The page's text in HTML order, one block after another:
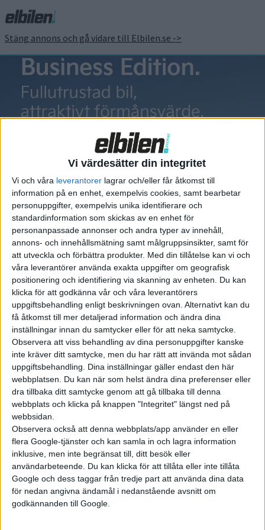
Vi värdesätter din integritet
Vi och våra leverantorer lagrar och/eller får åtkomst till
information på en enhet, exempelvis cookies, samt bearbetar
personuppgifter, exempelvis unika identifierare och
standardinformation som skickas av en enhet för
personanpassade annonser och andra typer av innehåll,
annons- och innehållsmätning samt målgruppsinsikter, samt för
att utveckla och förbättra produkter. Med din tillåtelse kan vi och
våra leverantörer använda exakta uppgifter om geografisk
positionering och identifiering via skanning av enheten. Du kan
klicka för att godkänna vår och våra leverantörers
uppgiftsbehandling enligt beskrivningen ovan. Alternativt kan du
få åtkomst till mer detaljerad information och ändra dina
inställningar innan du samtycker eller för att neka samtycke.
Observera att viss behandling av dina personuppgifter kanske
inte kräver ditt samtycke, men du har rätt att invända mot sådan
uppgiftsbehandling. Dina inställningar gäller endast den här
webbplatsen. Du kan när som helst ändra dina preferenser eller
dra tillbaka ditt samtycke genom att gå tillbaka till denna
webbplats och klicka på knappen "Integritet" längst ned på
webbsidan.
Observera också att denna webbplats/app använder en eller
flera Google-tjänster och kan samla in och lagra information
inklusive, men inte begränsat till, ditt besök eller
användarbeteende. Du kan klicka för att tillåta eller inte tillåta
Google och dess taggar från tredje part att använda dina data
för nedan angivna ändamål i nedanstående avsnitt om
godkännanden till Google.
Stäng annons och gå vidare till Elbilen.se ->
Ford Mustang
Mach-E
Mest lästa
5 aug 2026
Uppgift: då kommer Volvos nya eldrivna volymmodell EX50
5 aug 2026
Så räddar solceller tillverkningen av BMW iX3
5 aug 2026
Krönika: Laddningen blir dyrare i höst – grön energi enda
räddningen
5 aug 2026
LFP-batteri och kiselkarbid – A2 e-tron är Audis mest effektiva elbil
Elbilens nyhetsbrev
Håll dig uppdaterad om de senaste nyheterna!
Prenumerera